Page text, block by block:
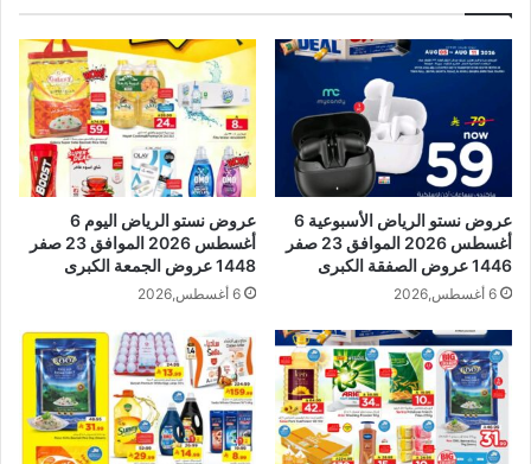
عروض نستو الرياض الأسبوعية 6
أغسطس 2026 الموافق 23 صفر
1446 عروض الصفقة الكبرى
6 أغسطس,2026
عروض نستو الرياض اليوم 6
أغسطس 2026 الموافق 23 صفر
1448 عروض الجمعة الكبرى
6 أغسطس,2026